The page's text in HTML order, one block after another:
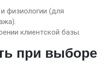
физиологии (для
клиентской базы.
при выборе